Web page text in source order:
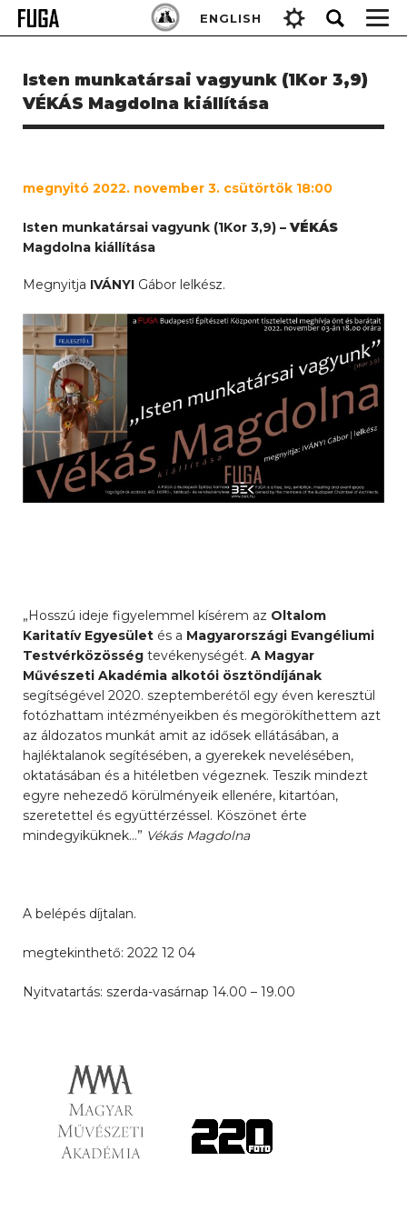
Skip
ENGLISH
Keresés:
Isten munkatársai vagyunk (1Kor 3,9)
VÉKÁS Magdolna kiállítása
megnyitó 2022. november 3. csütörtök 18:00
Isten munkatársai vagyunk (1Kor 3,9) – VÉKÁS
Magdolna kiállítása
Megnyitja IVÁNYI Gábor lelkész.
„Hosszú ideje figyelemmel kísérem az Oltalom
Karitatív Egyesület és a Magyarországi Evangéliumi
Testvérközösség tevékenységét. A Magyar
Művészeti Akadémia alkotói ösztöndíjának
segítségével 2020. szeptemberétől egy éven keresztül
fotózhattam intézményeikben és megörökíthettem azt
az áldozatos munkát amit az idősek ellátásában, a
hajléktalanok segítésében, a gyerekek nevelésében,
oktatásában és a hitéletben végeznek. Teszik mindezt
egyre nehezedő körülményeik ellenére, kitartóan,
szeretettel és együttérzéssel. Köszönet érte
mindegyiküknek…” Vékás Magdolna
A belépés díjtalan.
megtekinthető: 2022 12 04
Nyitvatartás: szerda-vasárnap 14.00 – 19.00